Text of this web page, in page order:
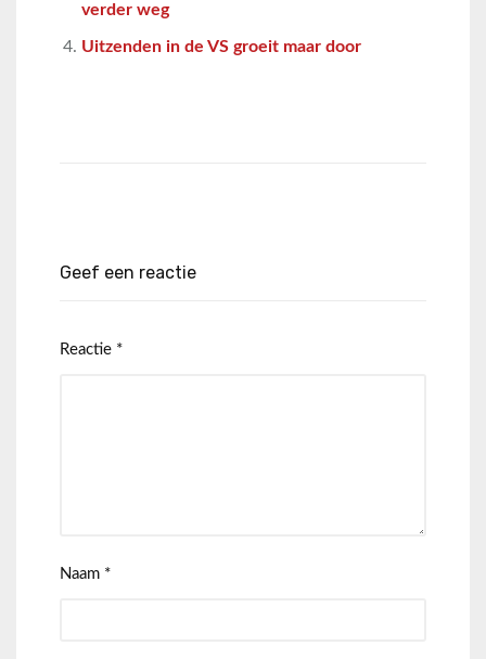
verder weg
Uitzenden in de VS groeit maar door
Geef een reactie
Reactie *
Naam *